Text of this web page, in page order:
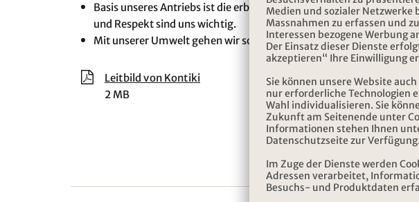
Basis unseres Antriebs ist die erbrachte Teamleistung, welche
und Respekt sind uns wichtig.
Mit unserer Umwelt gehen wir sorgfältig um.
Leitbild von Kontiki
2 MB